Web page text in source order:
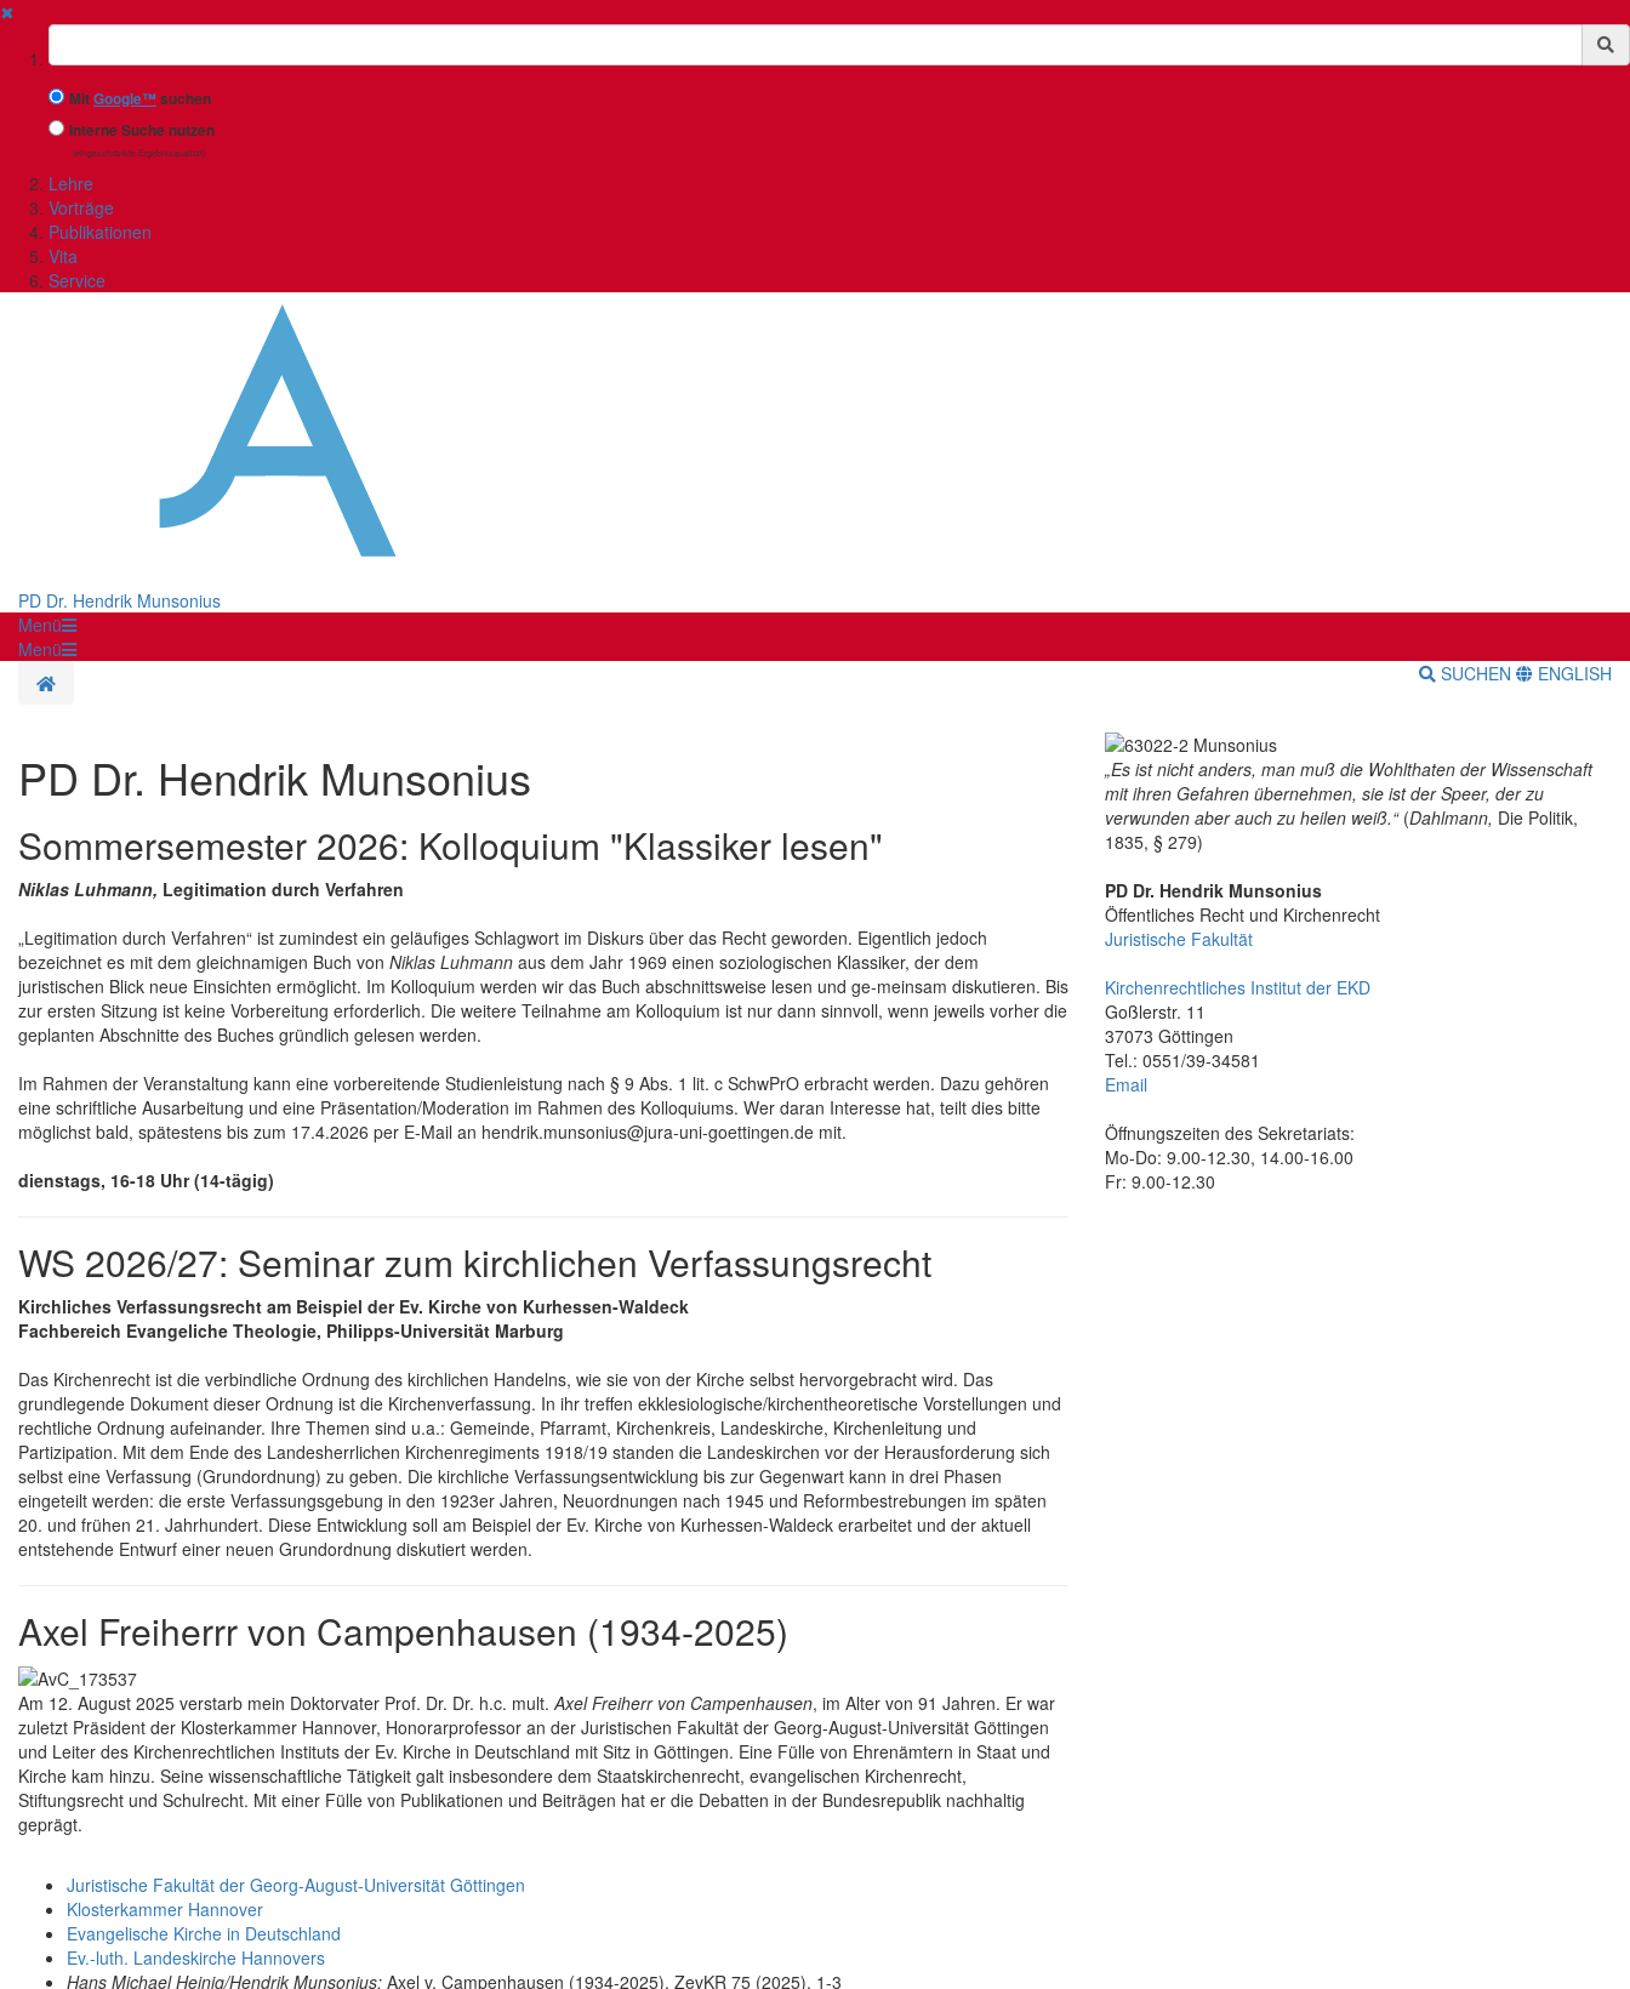
✖
Suchbegriff
MitGoogle™suchen
Interne Suche nutzen
(eingeschränkte Ergebnisqualität)
Lehre
Vorträge
Publikationen
Vita
Service
PD Dr. Hendrik Munsonius
Menü
Menü
Startseite
SUCHEN ENGLISH
PD Dr. Hendrik Munsonius
Sommersemester 2026: Kolloquium "Klassiker lesen"
Niklas Luhmann, Legitimation durch Verfahren
„Legitimation durch Verfahren“ ist zumindest ein geläufiges Schlagwort im Diskurs über das Recht geworden. Eigentlich jedoch
bezeichnet es mit dem gleichnamigen Buch von Niklas Luhmann aus dem Jahr 1969 einen soziologischen Klassiker, der dem
juristischen Blick neue Einsichten ermöglicht. Im Kolloquium werden wir das Buch abschnittsweise lesen und ge-meinsam diskutieren. Bis
zur ersten Sitzung ist keine Vorbereitung erforderlich. Die weitere Teilnahme am Kolloquium ist nur dann sinnvoll, wenn jeweils vorher die
geplanten Abschnitte des Buches gründlich gelesen werden.
Im Rahmen der Veranstaltung kann eine vorbereitende Studienleistung nach § 9 Abs. 1 lit. c SchwPrO erbracht werden. Dazu gehören
eine schriftliche Ausarbeitung und eine Präsentation/Moderation im Rahmen des Kolloquiums. Wer daran Interesse hat, teilt dies bitte
möglichst bald, spätestens bis zum 17.4.2026 per E-Mail an hendrik.munsonius@jura-uni-goettingen.de mit.
dienstags, 16-18 Uhr (14-tägig)
WS 2026/27: Seminar zum kirchlichen Verfassungsrecht
Kirchliches Verfassungsrecht am Beispiel der Ev. Kirche von Kurhessen-Waldeck
Fachbereich Evangeliche Theologie, Philipps-Universität Marburg
Das Kirchenrecht ist die verbindliche Ordnung des kirchlichen Handelns, wie sie von der Kirche selbst hervorgebracht wird. Das
grundlegende Dokument dieser Ordnung ist die Kirchenverfassung. In ihr treffen ekklesiologische/kirchentheoretische Vorstellungen und
rechtliche Ordnung aufeinander. Ihre Themen sind u.a.: Gemeinde, Pfarramt, Kirchenkreis, Landeskirche, Kirchenleitung und
Partizipation. Mit dem Ende des Landesherrlichen Kirchenregiments 1918/19 standen die Landeskirchen vor der Herausforderung sich
selbst eine Verfassung (Grundordnung) zu geben. Die kirchliche Verfassungsentwicklung bis zur Gegenwart kann in drei Phasen
eingeteilt werden: die erste Verfassungsgebung in den 1923er Jahren, Neuordnungen nach 1945 und Reformbestrebungen im späten
20. und frühen 21. Jahrhundert. Diese Entwicklung soll am Beispiel der Ev. Kirche von Kurhessen-Waldeck erarbeitet und der aktuell
entstehende Entwurf einer neuen Grundordnung diskutiert werden.
Axel Freiherrr von Campenhausen (1934-2025)
Am 12. August 2025 verstarb mein Doktorvater Prof. Dr. Dr. h.c. mult. Axel Freiherr von Campenhausen, im Alter von 91 Jahren. Er war
zuletzt Präsident der Klosterkammer Hannover, Honorarprofessor an der Juristischen Fakultät der Georg-August-Universität Göttingen
und Leiter des Kirchenrechtlichen Instituts der Ev. Kirche in Deutschland mit Sitz in Göttingen. Eine Fülle von Ehrenämtern in Staat und
Kirche kam hinzu. Seine wissenschaftliche Tätigkeit galt insbesondere dem Staatskirchenrecht, evangelischen Kirchenrecht,
Stiftungsrecht und Schulrecht. Mit einer Fülle von Publikationen und Beiträgen hat er die Debatten in der Bundesrepublik nachhaltig
geprägt.
Juristische Fakultät der Georg-August-Universität Göttingen
Klosterkammer Hannover
Evangelische Kirche in Deutschland
Ev.-luth. Landeskirche Hannovers
Hans Michael Heinig/Hendrik Munsonius: Axel v. Campenhausen (1934-2025), ZevKR 75 (2025), 1-3
„Es ist nicht anders, man muß die Wohlthaten der Wissenschaft
mit ihren Gefahren übernehmen, sie ist der Speer, der zu
verwunden aber auch zu heilen weiß.“(Dahlmann, Die Politik,
1835, § 279)
PD Dr. Hendrik Munsonius
Öffentliches Recht und Kirchenrecht
Juristische Fakultät
Kirchenrechtliches Institut der EKD
Goßlerstr. 11
37073 Göttingen
Tel.: 0551/39-34581
Email
Öffnungszeiten des Sekretariats:
Mo-Do: 9.00-12.30, 14.00-16.00
Fr: 9.00-12.30